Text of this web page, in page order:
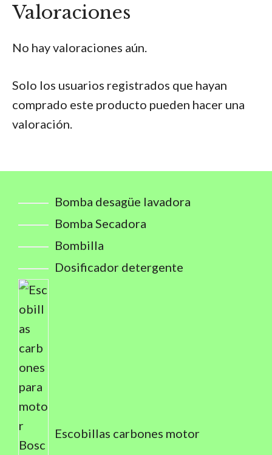
Valoraciones
No hay valoraciones aún.
Solo los usuarios registrados que hayan
comprado este producto pueden hacer una
valoración.
Bomba desagüe lavadora
Bomba Secadora
Bombilla
Dosificador detergente
Escobillas carbones motor